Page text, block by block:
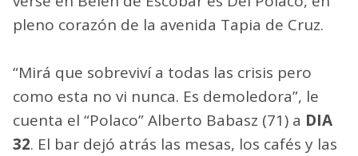
pleno corazón de la avenida Tapia de Cruz.
“Mirá que sobreviví a todas las crisis pero
como esta no vi nunca. Es demoledora”, le
cuenta el “Polaco” Alberto Babasz (71) a DIA
32. El bar dejó atrás las mesas, los cafés y las